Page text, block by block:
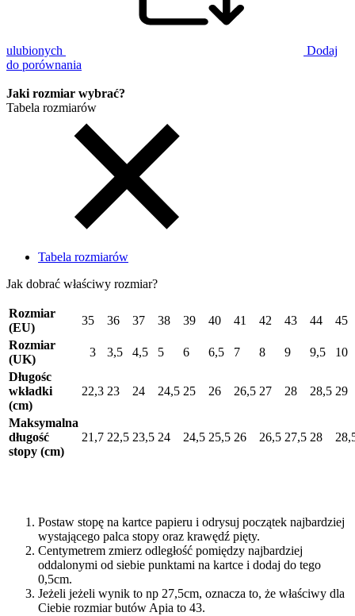
ulubionych
Dodaj
do porównania
Jaki rozmiar wybrać?
Tabela rozmiarów
Tabela rozmiarów
Jak dobrać właściwy rozmiar?
Rozmiar
(EU)
35 36 37 38 39 40 41 42 43 44
45
Rozmiar
(UK)
3 3,5 4,5 5 6 6,5 7 8 9 9,5
10
Długośc
wkładki
(cm)
22,3 23 24 24,5 25 26 26,5 27 28 28,5 29
Maksymalna
długość
stopy (cm)
21,7 22,5 23,5 24 24,5 25,5 26 26,5 27,5 28
Postaw stopę na kartce papieru i odrysuj początek najbardziej
wystającego palca stopy oraz krawędź pięty.
Centymetrem zmierz odległość pomiędzy najbardziej
oddalonymi od siebie punktami na kartce i dodaj do tego
0,5cm.
Jeżeli jeżeli wynik to np 27,5cm, oznacza to, że właściwy dla
Ciebie rozmiar butów Apia to 43.